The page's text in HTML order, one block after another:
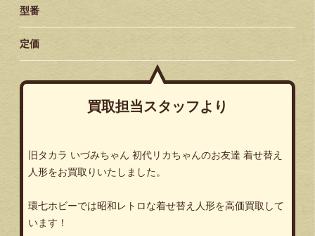
型番
定価
買取担当スタッフより
旧タカラ いづみちゃん 初代リカちゃんのお友達 着せ替え
人形をお買取りいたしました。
環七ホビーでは昭和レトロな着せ替え人形を高価買取して
います！